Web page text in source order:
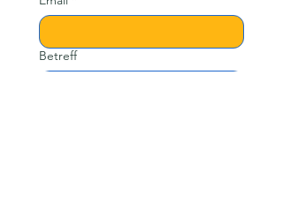
Betreff